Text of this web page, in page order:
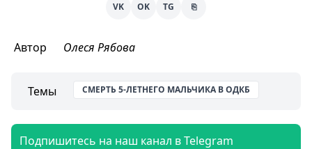
VK OK TG ⎘
Автор Олеся Рябова
Темы СМЕРТЬ 5-ЛЕТНЕГО МАЛЬЧИКА В ОДКБ
Подпишитесь на наш канал в Telegram